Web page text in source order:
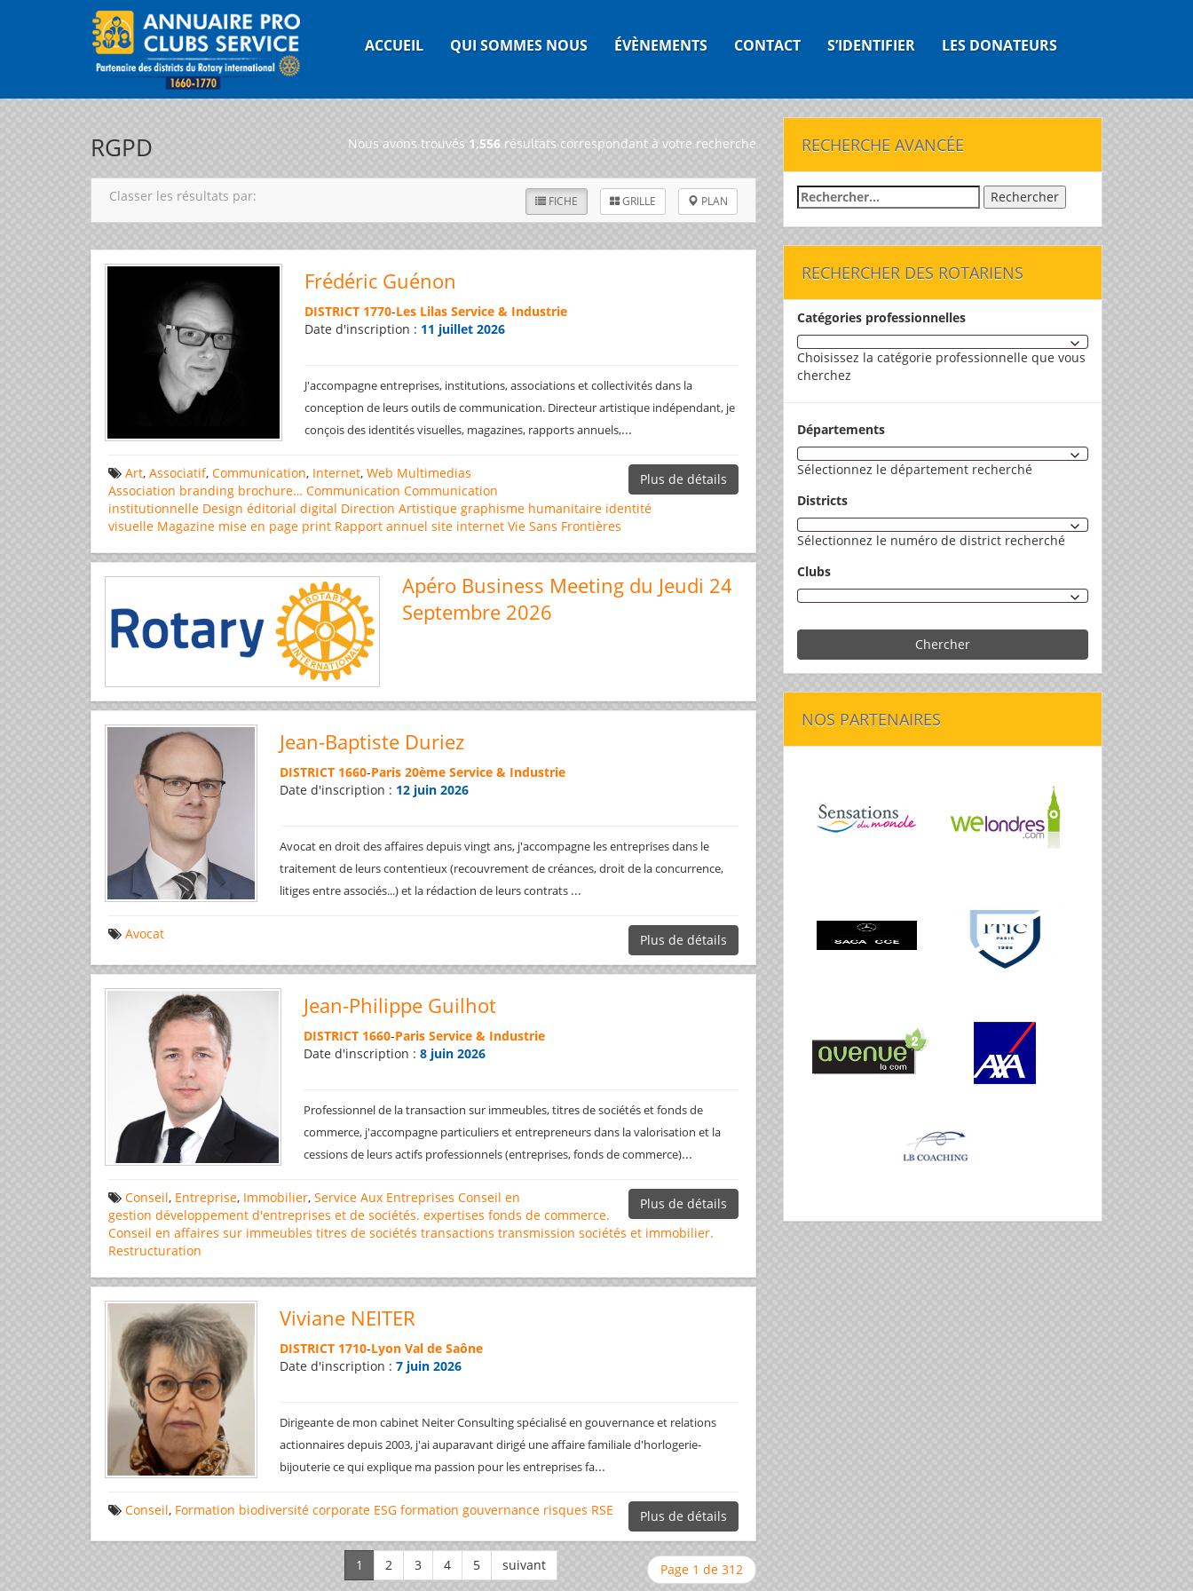
ACCUEIL QUI SOMMES NOUS ÉVÈNEMENTS CONTACT S’IDENTIFIER LES DONATEURS
RGPD Nous avons trouvés 1,556 résultats correspondant à votre recherche
FICHE GRILLE PLAN
Classer les résultats par:
Frédéric Guénon
DISTRICT 1770-Les Lilas Service & Industrie
Date d'inscription : 11 juillet 2026
J'accompagne entreprises, institutions, associations et collectivités dans la
conception de leurs outils de communication. Directeur artistique indépendant, je
conçois des identités visuelles, magazines, rapports annuels,...
Plus de détails
Art, Associatif, Communication, Internet, Web Multimedias
Association branding brochure… Communication Communication
institutionnelle Design éditorial digital Direction Artistique graphisme humanitaire identité
visuelle Magazine mise en page print Rapport annuel site internet Vie Sans Frontières
Apéro Business Meeting du Jeudi 24
Septembre 2026
Jean-Baptiste Duriez
DISTRICT 1660-Paris 20ème Service & Industrie
Date d'inscription : 12 juin 2026
Avocat en droit des affaires depuis vingt ans, j'accompagne les entreprises dans le
traitement de leurs contentieux (recouvrement de créances, droit de la concurrence,
litiges entre associés...) et la rédaction de leurs contrats ...
Plus de détails
Avocat
Jean-Philippe Guilhot
DISTRICT 1660-Paris Service & Industrie
Date d'inscription : 8 juin 2026
Professionnel de la transaction sur immeubles, titres de sociétés et fonds de
commerce, j'accompagne particuliers et entrepreneurs dans la valorisation et la
cessions de leurs actifs professionnels (entreprises, fonds de commerce)...
Plus de détails
Conseil, Entreprise, Immobilier, Service Aux Entreprises Conseil en
gestion développement d'entreprises et de sociétés. expertises fonds de commerce.
Conseil en affaires sur immeubles titres de sociétés transactions transmission sociétés et immobilier.
Restructuration
Viviane NEITER
DISTRICT 1710-Lyon Val de Saône
Date d'inscription :7 juin 2026
Dirigeante de mon cabinet Neiter Consulting spécialisé en gouvernance et relations
actionnaires depuis 2003, j'ai auparavant dirigé une affaire familiale d'horlogerie-
bijouterie ce qui explique ma passion pour les entreprises fa...
Plus de détails
Conseil, Formation biodiversité corporate ESG formation gouvernance risques RSE
Page 1 de 312
RECHERCHE AVANCÉE
Rechercher :
RECHERCHER DES ROTARIENS
Catégories professionnelles
Choisissez la catégorie professionnelle que vous
cherchez
Départements
Sélectionnez le département recherché
Districts
Sélectionnez le numéro de district recherché
Clubs
Chercher
NOS PARTENAIRES